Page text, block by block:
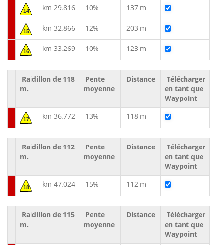
14 km 29.816 10% 137 m
15 km 32.866 12% 203 m
16 km 33.269 10% 123 m
Raidillon de 118
m.
Pente
moyenne
Distance
Télécharger
en tant que
Waypoint
17 km 36.772 13% 118 m
Raidillon de 112
m.
Pente
moyenne
Distance
Télécharger
en tant que
Waypoint
18 km 47.024 15% 112 m
Raidillon de 115
m.
Pente
moyenne
Distance
Télécharger
en tant que
Waypoint